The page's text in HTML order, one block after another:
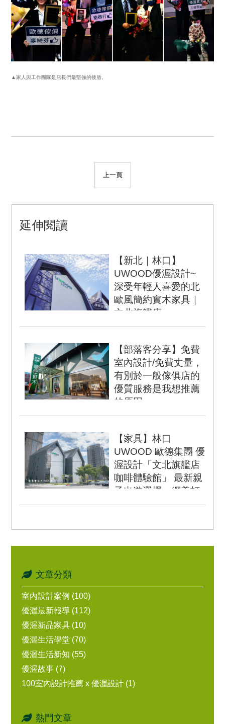
▲家人與工作團隊是店長們最堅強的後盾。
上一頁
延伸閱讀
【新北｜林口】
UWOOD優渥設計~
深受年輕人喜愛的北
歐風簡約實木家具｜
文北旗艦店
整房間擺設，在移動家具
的過程中發現三層櫃可能
因為東西放太多支撐...
【部落客分享】免費
室內設計/免費丈量，
有別於一般傢俱店的
優質服務是我想推薦
的原因
子的安全著想，想找一些
具安全性的傢俱，像圓邊
桌椅就是我們的需求之
一，於是...
【家具】林口
UWOOD 歐德集團 優
渥設計「文北旗艦店
咖啡體驗館」 最新親
子出遊選擇、網美打
卡景點 盛大開幕
幕了一間2棟聯通的４層
文章分類
室內設計案例 (100)
優渥最新報導 (112)
優渥新品家具 (10)
優渥生活學堂 (70)
優渥生活新知 (55)
優渥故事 (7)
100室內設計推薦 x 優渥設計 (1)
熱門文章